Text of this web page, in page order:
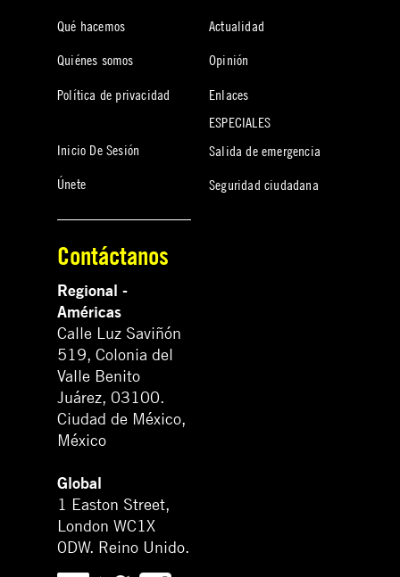
Qué hacemos
Quiénes somos
Política de privacidad
Inicio De Sesión
Únete
Actualidad
Opinión
Enlaces
ESPECIALES
Salida de emergencia
Seguridad ciudadana
Contáctanos
Regional -
Américas
Calle Luz Saviñón
519, Colonia del
Valle Benito
Juárez, 03100.
Ciudad de México,
México
Global
1 Easton Street,
London WC1X
0DW. Reino Unido.